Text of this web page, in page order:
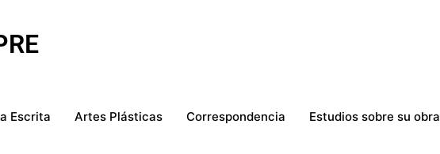
Escrita Artes Plásticas Correspondencia Estudios sobre su obra